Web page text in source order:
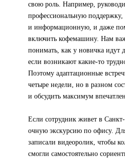
свою роль. Например,
профессиональную
и информационную, и даже
включить кофемашину. Нам
понимать, как у новичка идут
если возникают какие-то
Поэтому адаптационные
четыре недели, но в разном
и обсудить максимум
Если сотрудник живет в
очную экскурсию по офису.
записали видеоролик, чтобы
смогли самостоятельно